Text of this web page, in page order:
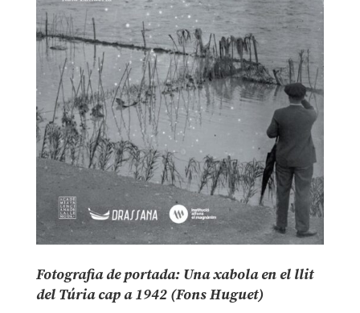
Fotografia de portada: Una xabola en el llit
del Túria cap a 1942 (Fons Huguet)